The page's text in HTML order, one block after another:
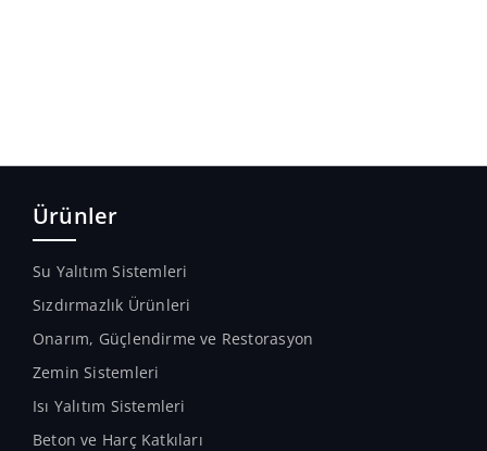
Ürünler
Su Yalıtım Sistemleri
Sızdırmazlık Ürünleri
Onarım, Güçlendirme ve Restorasyon
Zemin Sistemleri
Isı Yalıtım Sistemleri
Beton ve Harç Katkıları